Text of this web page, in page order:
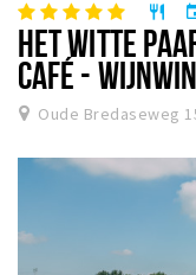
restaurant
HET WITTE
CAFÉ -
Oude Bredaseweg